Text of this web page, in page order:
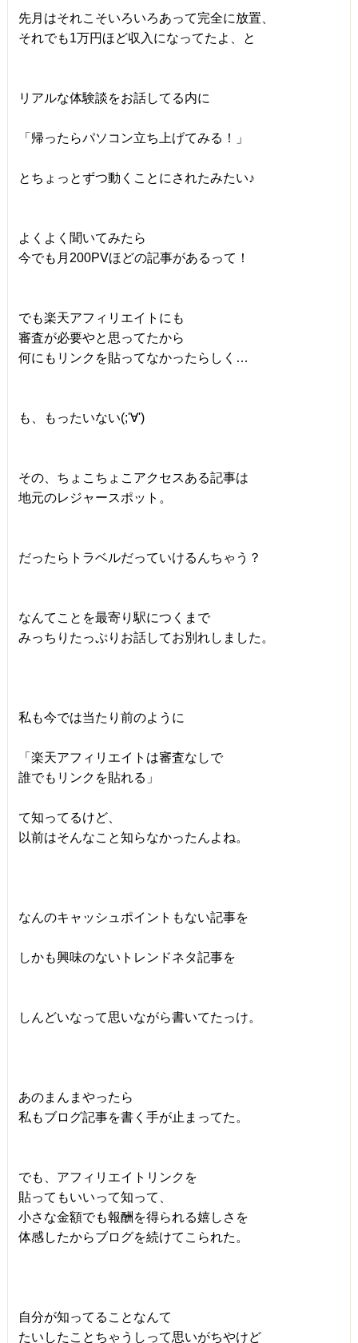
先月はそれこそいろいろあって完全に放置、
それでも1万円ほど収入になってたよ、と
リアルな体験談をお話してる内に
「帰ったらパソコン立ち上げてみる！」
とちょっとずつ動くことにされたみたい♪
よくよく聞いてみたら
今でも月200PVほどの記事があるって！
でも楽天アフィリエイトにも
審査が必要やと思ってたから
何にもリンクを貼ってなかったらしく…
も、もったいない(;'∀')
その、ちょこちょこアクセスある記事は
地元のレジャースポット。
だったらトラベルだっていけるんちゃう？
なんてことを最寄り駅につくまで
みっちりたっぷりお話してお別れしました。
私も今では当たり前のように
「楽天アフィリエイトは審査なしで
誰でもリンクを貼れる」
て知ってるけど、
以前はそんなこと知らなかったんよね。
なんのキャッシュポイントもない記事を
しかも興味のないトレンドネタ記事を
しんどいなって思いながら書いてたっけ。
あのまんまやったら
私もブログ記事を書く手が止まってた。
でも、アフィリエイトリンクを
貼ってもいいって知って、
小さな金額でも報酬を得られる嬉しさを
体感したからブログを続けてこられた。
自分が知ってることなんて
たいしたことちゃうしって思いがちやけど